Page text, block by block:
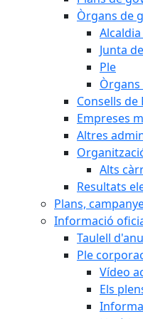
Òrgans de
Junta
Ple
Consells
Empreses
Altres
Alts
Resultats
Plans,
Informació
Taulell
Ple
Vídeo
Els